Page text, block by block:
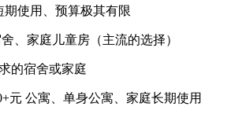
期使用、预算极其有限
、家庭儿童房（主流的选择）
的宿舍或家庭
元 公寓、单身公寓、家庭长期使用